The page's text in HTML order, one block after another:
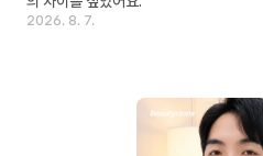
2026. 8. 7.